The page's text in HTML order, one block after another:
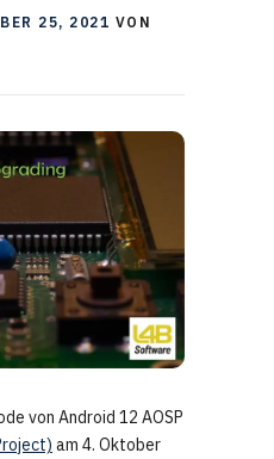
25, 2021 VON
von Android 12 AOSP
am 4. Oktober